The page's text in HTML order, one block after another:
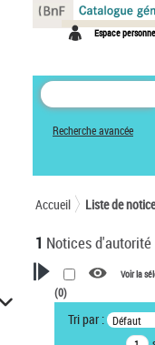
Espace
Recherche avancée
Accueil Liste de
1 Notices d'autorité
VOTRE RECHERCHE
Recherche
Voir la
(0)
Tri par : Défaut
Panneau de gestion des